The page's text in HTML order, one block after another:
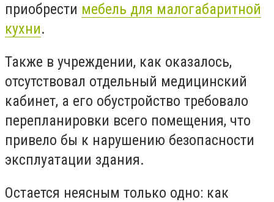
приобрести мебель для малогабаритной
кухни.
Также в учреждении, как оказалось,
отсутствовал отдельный медицинский
кабинет, а его обустройство требовало
перепланировки всего помещения, что
привело бы к нарушению безопасности
эксплуатации здания.
Остается неясным только одно: как